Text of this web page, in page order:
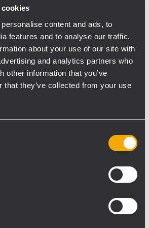
content and ads, to
features and to analyse our traffic.
about your use of our site with
and analytics partners who
other information that you’ve
that they’ve collected from your use
quatre modules HDL 50-A
une installation
avec seulement deux
subwoofers SUB 9006-
sur le devant de la
rangées de dix. Leur
en EndFire a assuré
parfaite, une pression
tours de délai ont été
avec un cluster de 8
A installés à l’aide d’un
de 500 kg. La liaison
effectuée via un système